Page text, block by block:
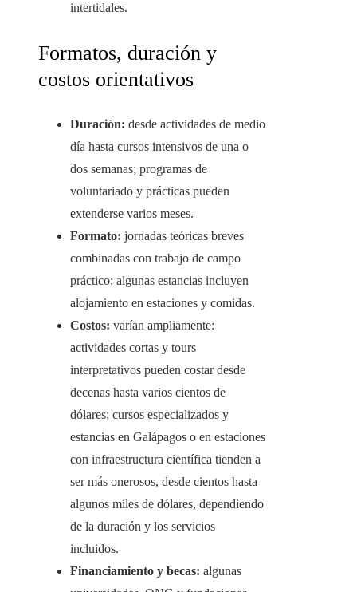
intertidales.
Formatos, duración y
costos orientativos
Duración: desde actividades de medio
día hasta cursos intensivos de una o
dos semanas; programas de
voluntariado y prácticas pueden
extenderse varios meses.
Formato: jornadas teóricas breves
combinadas con trabajo de campo
práctico; algunas estancias incluyen
alojamiento en estaciones y comidas.
Costos: varían ampliamente:
actividades cortas y tours
interpretativos pueden costar desde
decenas hasta varios cientos de
dólares; cursos especializados y
estancias en Galápagos o en estaciones
con infraestructura científica tienden a
ser más onerosos, desde cientos hasta
algunos miles de dólares, dependiendo
de la duración y los servicios
incluidos.
Financiamiento y becas: algunas